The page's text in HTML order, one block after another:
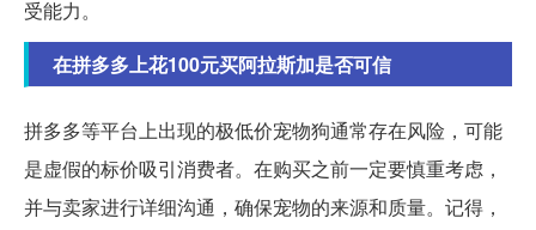
受能力。
在拼多多上花100元买阿拉斯加是否可信
拼多多等平台上出现的极低价宠物狗通常存在风险，可能
是虚假的标价吸引消费者。在购买之前一定要慎重考虑，
并与卖家进行详细沟通，确保宠物的来源和质量。记得，